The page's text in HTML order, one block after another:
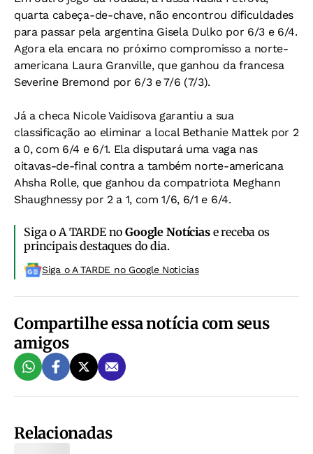
quarta cabeça-de-chave, não encontrou dificuldades
para passar pela argentina Gisela Dulko por 6/3 e 6/4.
Agora ela encara no próximo compromisso a norte-
americana Laura Granville, que ganhou da francesa
Severine Bremond por 6/3 e 7/6 (7/3).
Já a checa Nicole Vaidisova garantiu a sua
classificação ao eliminar a local Bethanie Mattek por 2
a 0, com 6/4 e 6/1. Ela disputará uma vaga nas
oitavas-de-final contra a também norte-americana
Ahsha Rolle, que ganhou da compatriota Meghann
Shaughnessy por 2 a 1, com 1/6, 6/1 e 6/4.
Siga o A TARDE noGoogle Notíciase receba os
principais destaques do dia.
Siga o A TARDE no Google Noticias
Compartilhe essa notícia com seus
amigos
Relacionadas